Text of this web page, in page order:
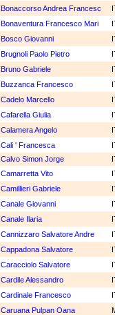
Bonaccorso Andrea Francesc
Bonaventura Francesco Mari
Bosco Giovanni
Brugnoli Paolo Pietro
Bruno Gabriele
Buzzanca Francesco
Cadelo Marcello
Cafarella Giulia
Calamera Angelo
Cali ' Francesca
Calvo Simon Jorge
Camarretta Vito
Camillieri Gabriele
Canale Giovanni
Canale Ilaria
Cannizzaro Salvatore Andre
Cappadona Salvatore
Caracciolo Salvatore
Cardile Alessandro
Cardinale Francesco
Caruana Pulpan Oana